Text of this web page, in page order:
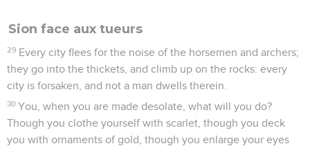
Sion face aux tueurs
29 Every city flees for the noise of the horsemen and archers;
they go into the thickets, and climb up on the rocks: every
city is forsaken, and not a man dwells therein.
30 You, when you are made desolate, what will you do?
Though you clothe yourself with scarlet, though you deck
you with ornaments of gold, though you enlarge your eyes